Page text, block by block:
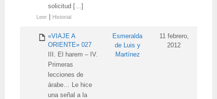
solicitud […]
Leer Historial
«VIAJE A
ORIENTE» 027
III. El harem – IV.
Primeras
lecciones de
árabe… Le hice
una señal a la
Esmeralda
de Luis y
Martínez
11 febrero,
2012